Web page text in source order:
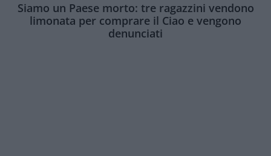
Siamo un Paese morto: tre ragazzini vendono
limonata per comprare il Ciao e vengono
denunciati